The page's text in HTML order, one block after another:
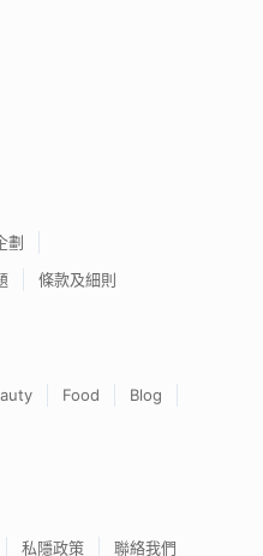
劃
條款及細則
Food
Blog
私隱政策 聯絡我們